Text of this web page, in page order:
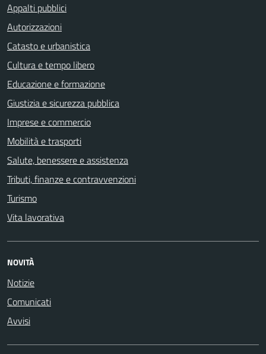
Appalti pubblici
Autorizzazioni
Catasto e urbanistica
Cultura e tempo libero
Educazione e formazione
Giustizia e sicurezza pubblica
Imprese e commercio
Mobilità e trasporti
Salute, benessere e assistenza
Tributi, finanze e contravvenzioni
Turismo
Vita lavorativa
NOVITÀ
Notizie
Comunicati
Avvisi